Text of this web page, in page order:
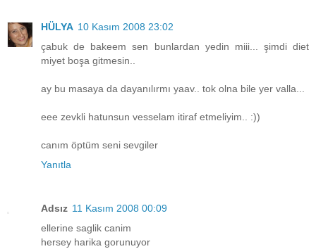
HÜLYA 10 Kasım 2008 23:02
çabuk de bakeem sen bunlardan yedin miii... şimdi diet
miyet boşa gitmesin..
ay bu masaya da dayanılırmı yaav.. tok olna bile yer valla...
eee zevkli hatunsun vesselam itiraf etmeliyim.. :))
canım öptüm seni sevgiler
Yanıtla
Adsız 11 Kasım 2008 00:09
ellerine saglik canim
hersey harika gorunuyor